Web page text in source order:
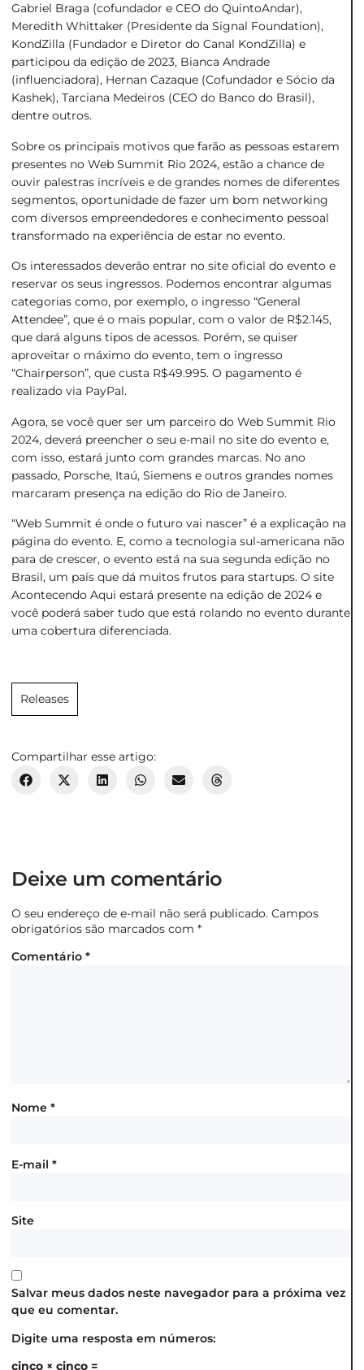
Gabriel Braga (cofundador e CEO do QuintoAndar),
Meredith Whittaker (Presidente da Signal Foundation),
KondZilla (Fundador e Diretor do Canal KondZilla) e
participou da edição de 2023, Bianca Andrade
(influenciadora), Hernan Cazaque (Cofundador e Sócio da
Kashek), Tarciana Medeiros (CEO do Banco do Brasil),
dentre outros.
Sobre os principais motivos que farão as pessoas estarem
presentes no Web Summit Rio 2024, estão a chance de
ouvir palestras incríveis e de grandes nomes de diferentes
segmentos, oportunidade de fazer um bom networking
com diversos empreendedores e conhecimento pessoal
transformado na experiência de estar no evento.
Os interessados deverão entrar no site oficial do evento e
reservar os seus ingressos. Podemos encontrar algumas
categorias como, por exemplo, o ingresso “General
Attendee”, que é o mais popular, com o valor de R$2.145,
que dará alguns tipos de acessos. Porém, se quiser
aproveitar o máximo do evento, tem o ingresso
“Chairperson”, que custa R$49.995. O pagamento é
realizado via PayPal.
Agora, se você quer ser um parceiro do Web Summit Rio
2024, deverá preencher o seu e-mail no site do evento e,
com isso, estará junto com grandes marcas. No ano
passado, Porsche, Itaú, Siemens e outros grandes nomes
marcaram presença na edição do Rio de Janeiro.
“Web Summit é onde o futuro vai nascer” é a explicação na
página do evento. E, como a tecnologia sul-americana não
para de crescer, o evento está na sua segunda edição no
Brasil, um país que dá muitos frutos para startups. O site
Acontecendo Aqui estará presente na edição de 2024 e
você poderá saber tudo que está rolando no evento durante
uma cobertura diferenciada.
Releases
Compartilhar esse artigo:
Deixe um comentário
O seu endereço de e-mail não será publicado. Campos
obrigatórios são marcados com *
Comentário *
Nome *
E-mail *
Site
Salvar meus dados neste navegador para a próxima vez
que eu comentar.
Digite uma resposta em números:
cinco × cinco =